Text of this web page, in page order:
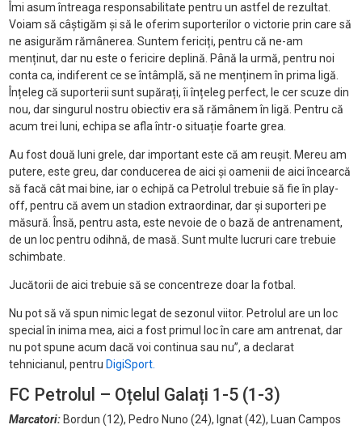
Îmi asum întreaga responsabilitate pentru un astfel de rezultat.
Voiam să câștigăm și să le oferim suporterilor o victorie prin care să
ne asigurăm rămânerea. Suntem fericiți, pentru că ne-am
menținut, dar nu este o fericire deplină. Până la urmă, pentru noi
conta ca, indiferent ce se întâmplă, să ne menținem în prima ligă.
Înțeleg că suporterii sunt supărați, îi înțeleg perfect, le cer scuze din
nou, dar singurul nostru obiectiv era să rămânem în ligă. Pentru că
acum trei luni, echipa se afla într-o situație foarte grea.
Au fost două luni grele, dar important este că am reușit. Mereu am
putere, este greu, dar conducerea de aici și oamenii de aici încearcă
să facă cât mai bine, iar o echipă ca Petrolul trebuie să fie în play-
off, pentru că avem un stadion extraordinar, dar și suporteri pe
măsură. Însă, pentru asta, este nevoie de o bază de antrenament,
de un loc pentru odihnă, de masă. Sunt multe lucruri care trebuie
schimbate.
Jucătorii de aici trebuie să se concentreze doar la fotbal.
Nu pot să vă spun nimic legat de sezonul viitor. Petrolul are un loc
special în inima mea, aici a fost primul loc în care am antrenat, dar
nu pot spune acum dacă voi continua sau nu”, a declarat
tehnicianul, pentru DigiSport.
FC Petrolul – Oțelul Galați 1-5 (1-3)
Marcatori:Bordun (12), Pedro Nuno (24), Ignat (42), Luan Campos